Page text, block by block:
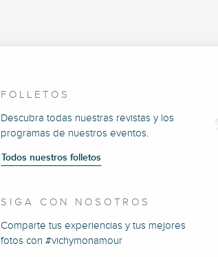
FOLLETOS
Descubra todas nuestras revistas y los
programas de nuestros eventos.
Todos nuestros folletos
SIGA CON NOSOTROS
Comparte tus experiencias y tus mejores
fotos con #vichymonamour